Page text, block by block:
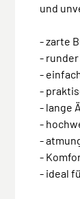
und
- zarte
-
-
-
- lange
-
-
-
- ideal